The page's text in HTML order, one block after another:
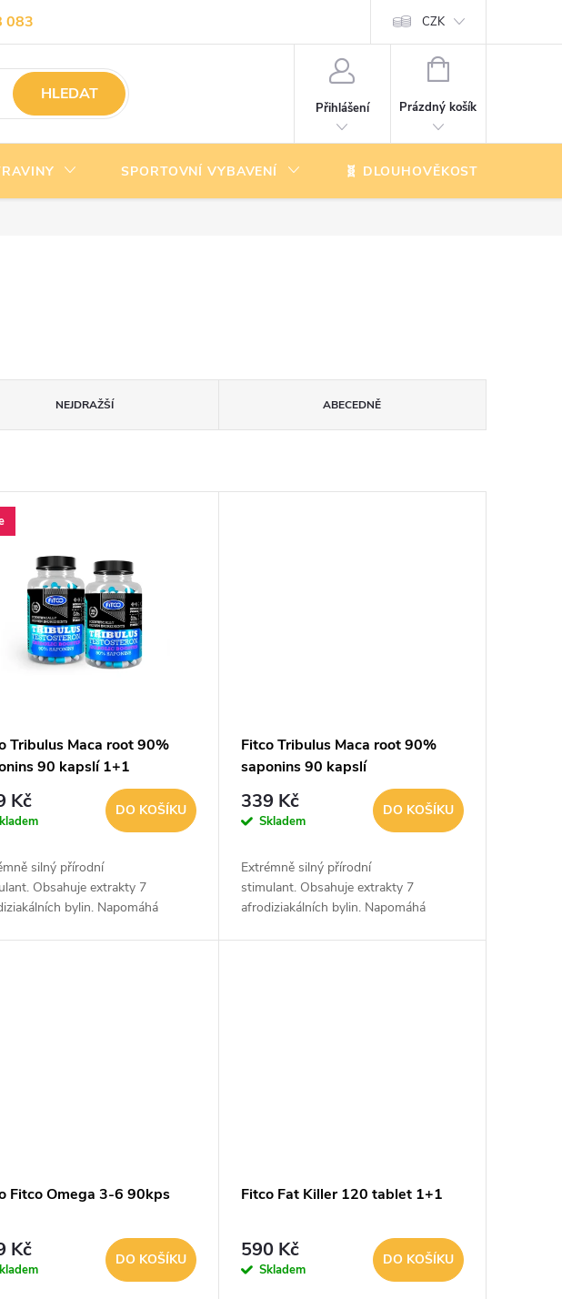
083 CZK
HLEDAT
Přihlášení
NÁKUPNÍ
Prázdný košík
SPORTOVNÍ VYBAVENÍ 🧬 DLOUHOVĚKOST
NEJDRAŽŠÍ ABECEDNĚ
Tribulus Maca root 90%
90 kapslí 1+1
Kč DO KOŠÍKU
silný přírodní
Obsahuje extrakty 7
bylin. Napomáhá
Fitco Tribulus Maca root 90%
saponins 90 kapslí
339 Kč
Skladem
DO KOŠÍKU
Extrémně silný přírodní
stimulant. Obsahuje extrakty 7
afrodiziakálních bylin. Napomáhá
Fitco Omega 3-6 90kps
Kč DO KOŠÍKU
Fitco Fat Killer 120 tablet 1+1
590 Kč
Skladem
DO KOŠÍKU